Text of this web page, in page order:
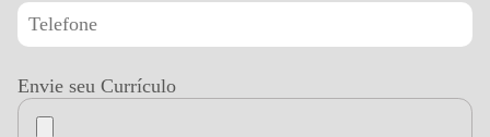
Envie seu Currículo